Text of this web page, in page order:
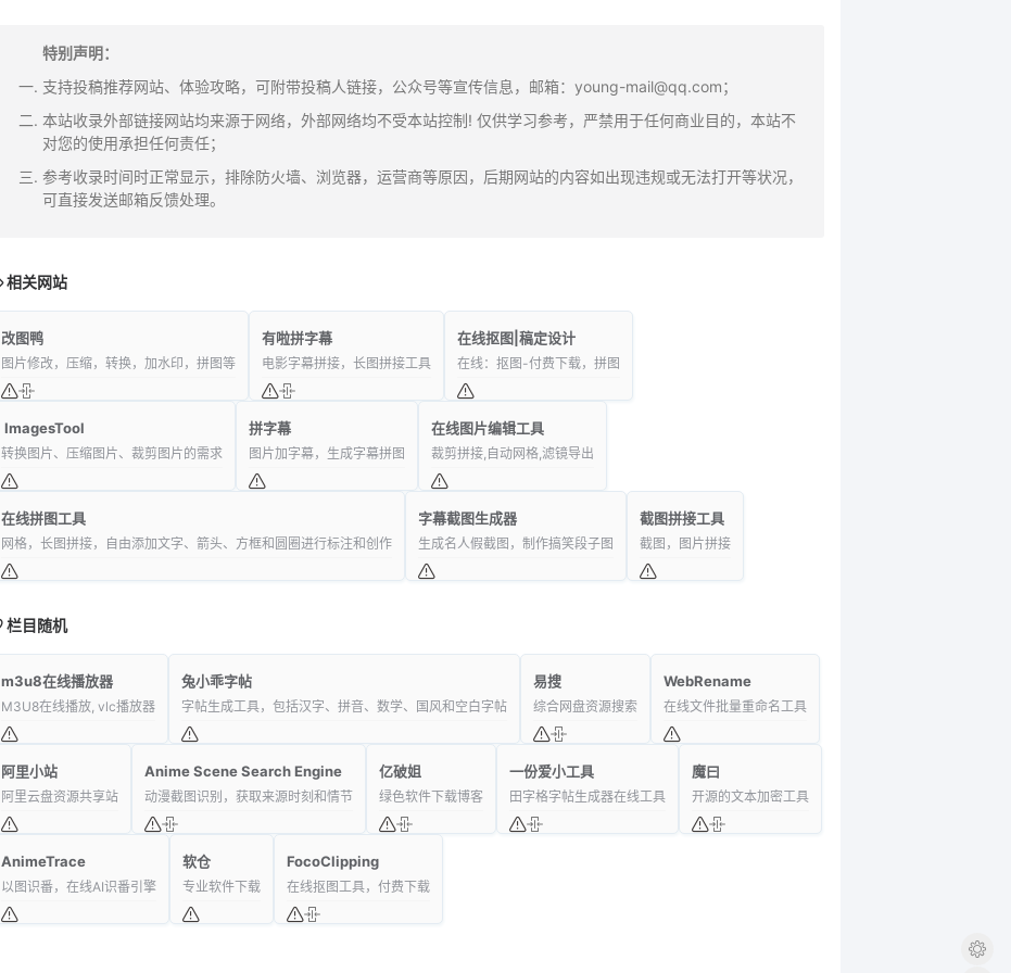
特别声明：
支持投稿推荐网站、体验攻略，可附带投稿人链接，公众号等宣传信息，邮箱：young-mail@qq.com；
本站收录外部链接网站均来源于网络，外部网络均不受本站控制! 仅供学习参考，严禁用于任何商业目的，本站不
对您的使用承担任何责任；
参考收录时间时正常显示，排除防火墙、浏览器，运营商等原因，后期网站的内容如出现违规或无法打开等状况，
可直接发送邮箱反馈处理。
相关网站
改图鸭
图片修改，压缩，转换，加水印，拼图等
有啦拼字幕
电影字幕拼接，长图拼接工具
在线抠图|稿定设计
在线：抠图-付费下载，拼图
ImagesTool
转换图片、压缩图片、裁剪图片的需求
拼字幕
图片加字幕，生成字幕拼图
在线图片编辑工具
裁剪拼接,自动网格,滤镜导出
在线拼图工具
网格，长图拼接，自由添加文字、箭头、方框和圆圈进行标注和创作
字幕截图生成器
生成名人假截图，制作搞笑段子图
截图拼接工具
截图，图片拼接
栏目随机
m3u8在线播放器
M3U8在线播放, vlc播放器
兔小乖字帖
字帖生成工具，包括汉字、拼音、数学、国风和空白字帖
易搜
综合网盘资源搜索
WebRename
在线文件批量重命名工具
阿里小站
阿里云盘资源共享站
Anime Scene Search Engine
动漫截图识别，获取来源时刻和情节
亿破姐
绿色软件下载博客
一份爱小工具
田字格字帖生成器在线工具
魔曰
开源的文本加密工具
AnimeTrace
以图识番，在线AI识番引擎
软仓
专业软件下载
FocoClipping
在线抠图工具，付费下载